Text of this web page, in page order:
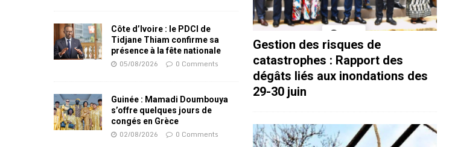
Côte d’Ivoire : le PDCI de
Tidjane Thiam confirme sa
présence à la fête nationale
05/08/2026 0 Comments
Guinée : Mamadi Doumbouya
s’offre quelques jours de
congés en Grèce
02/08/2026 0 Comments
Gestion des risques de
catastrophes : Rapport des
dégâts liés aux inondations des
29-30 juin